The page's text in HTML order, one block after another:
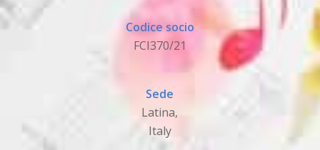
Codice socio
FCI370/21
Sede
Latina,
Italy